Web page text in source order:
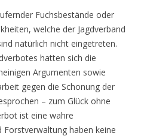
Fuchsbestände oder
welche der Jagdverband
natürlich nicht eingetreten.
hatten sich die
Argumenten sowie
gegen die Schonung der
– zum Glück ohne
ist eine wahre
haben keine